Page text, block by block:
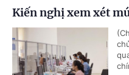
Kiến nghị xem xét